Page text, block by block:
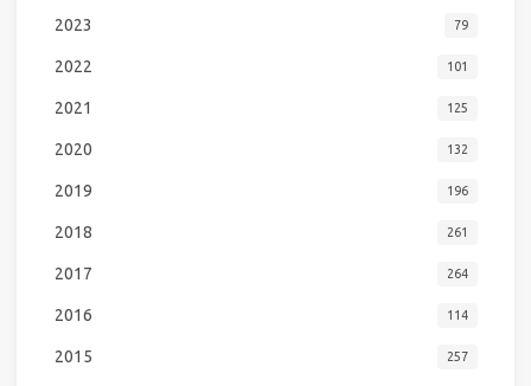
2023 79
2022 101
2021 125
2020 132
2019 196
2018 261
2017 264
2016 114
2015 257